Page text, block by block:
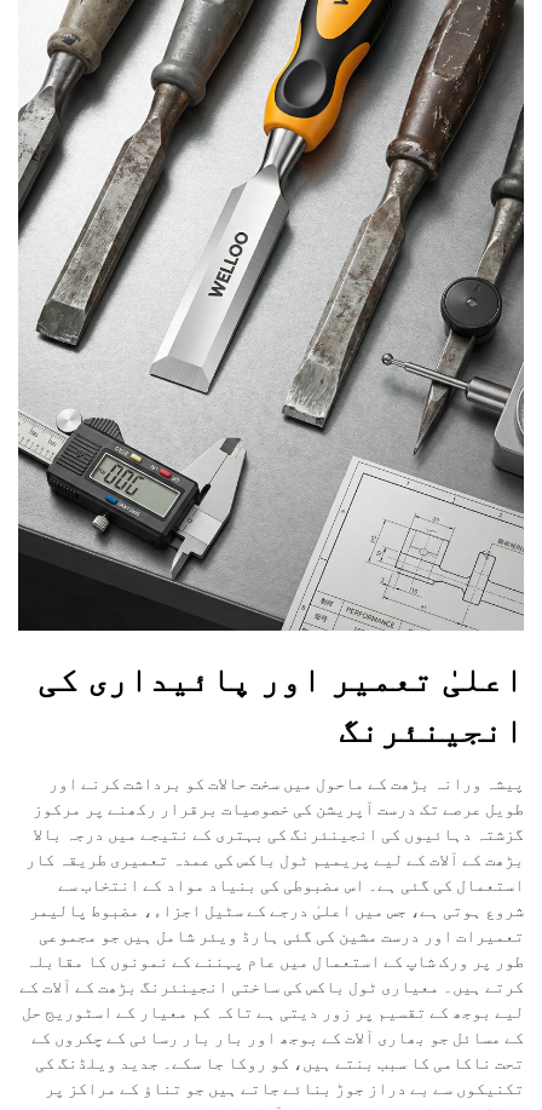
اعلیٰ تعمیر اور پائیداری کی
انجینئرنگ
پیشہ ورانہ بڑھت کے ماحول میں سخت حالات کو برداشت کرنے اور
طویل عرصے تک درست آپریشن کی خصوصیات برقرار رکھنے پر مرکوز
گزشتہ دہائیوں کی انجینئرنگ کی بہتری کے نتیجے میں درجہ بالا
بڑھت کے آلات کے لیے پریمیم ٹول باکس کی عمدہ تعمیری طریقہ کار
استعمال کی گئی ہے۔ اس مضبوطی کی بنیاد مواد کے انتخاب سے
شروع ہوتی ہے، جس میں اعلیٰ درجے کے سٹیل اجزاء، مضبوط پالیمر
تعمیرات اور درست مشین کی گئی ہارڈ ویئر شامل ہیں جو مجموعی
طور پر ورک شاپ کے استعمال میں عام پہننے کے نمونوں کا مقابلہ
کرتے ہیں۔ معیاری ٹول باکس کی ساختی انجینئرنگ بڑھت کے آلات کے
لیے بوجھ کے تقسیم پر زور دیتی ہے تاکہ کم معیار کے اسٹوریج حل
کے مسائل جو بھاری آلات کے بوجھ اور بار بار رسائی کے چکروں کے
تحت ناکامی کا سبب بنتے ہیں، کو روکا جا سکے۔ جدید ویلڈنگ کی
تکنیکوں سے بے دراز جوڑ بنائے جاتے ہیں جو تناؤ کے مراکز پر